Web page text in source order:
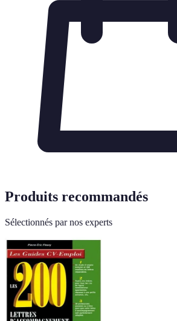
Produits recommandés
Sélectionnés par nos experts